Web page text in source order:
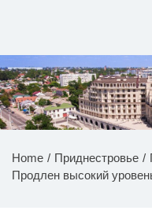
НОВОСТИ
Home Приднестровье
Продлен высокий